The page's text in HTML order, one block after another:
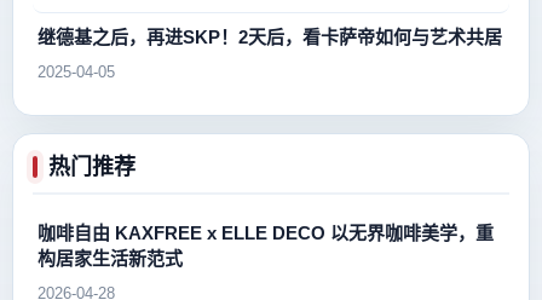
继德基之后，再进SKP！2天后，看卡萨帝如何与艺术共居
2025-04-05
热门推荐
咖啡自由 KAXFREE x ELLE DECO 以无界咖啡美学，重
构居家生活新范式
2026-04-28